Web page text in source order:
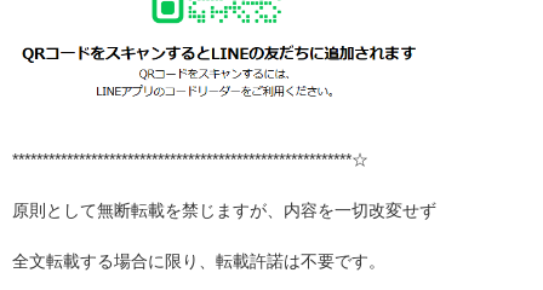
********************************************************☆
原則として無断転載を禁じますが、内容を一切改変せず
全文転載する場合に限り、転載許諾は不要です。